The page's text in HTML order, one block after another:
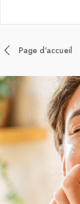
Page d'accueil